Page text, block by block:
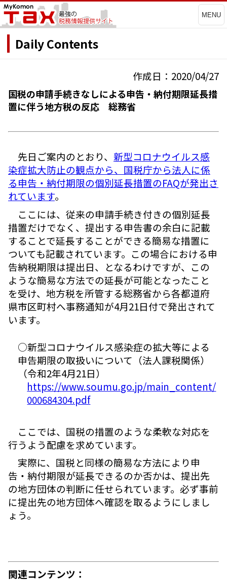
MENU
Daily Contents
作成日：2020/04/27
国税の申請手続きなしによる申告・納付期限延長措
置に伴う地方税の反応 総務省
先日ご案内のとおり、 新型コロナウイルス感
染症拡大防止の観点から、国税庁から法人に係
る申告・納付期限の個別延長措置のFAQが発出さ
れています。
ここには、従来の申請手続き付きの個別延長
措置だけでなく、提出する申告書の余白に記載
することで延長することができる簡易な措置に
ついても記載されています。この場合における申
告納税期限は提出日、となるわけですが、この
ような簡易な方法での延長が可能となったこと
を受け、地方税を所管する総務省から各都道府
県市区町村へ事務通知が4月21日付で発出されて
います。
○新型コロナウイルス感染症の拡大等による
申告期限の取扱いについて（法人課税関係）
（令和2年4月21日）
https://www.soumu.go.jp/main_content/
000684304.pdf
ここでは、国税の措置のような柔軟な対応を
行うよう配慮を求めています。
実際に、国税と同様の簡易な方法により申
告・納付期限が延長できるのか否かは、提出先
の地方団体の判断に任せられています。必ず事前
に提出先の地方団体へ確認を取るようにしまし
ょう。
関連コンテンツ：